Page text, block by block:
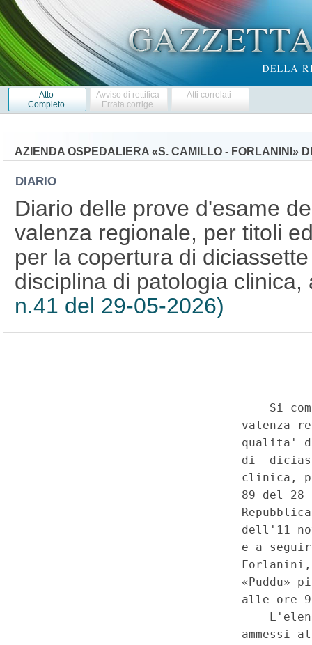
Atto
Completo
Avviso di rettifica
Errata corrige
Atti correlati
AZIENDA OSPEDALIERA «S. CAMILLO - FORLANINI»
DIARIO
Diario delle prove d'esame
valenza regionale, per titoli
per la copertura di
disciplina di patologia
n.41 del 29-05-2026)